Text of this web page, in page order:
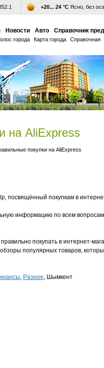
+20... 24 °С Ясно, без
Новости Авто Справочник
города Карта города Справочная
на AliExpress
покупки на AliExpress
посвящённый покупкам в
информацию по всем
покупать в интернет-
популярных товаров,
, Разное, Шымкент